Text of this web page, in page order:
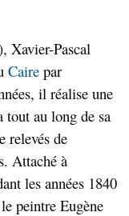
Xavier-Pascal
Caire par
il réalise une
tout au long de sa
relevés de
Attaché à
les années 1840
peintre Eugène